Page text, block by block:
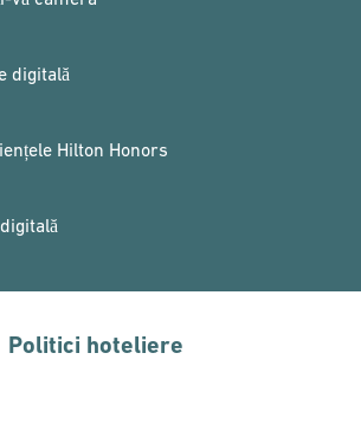
digitală
Hilton Honors
Politici hoteliere